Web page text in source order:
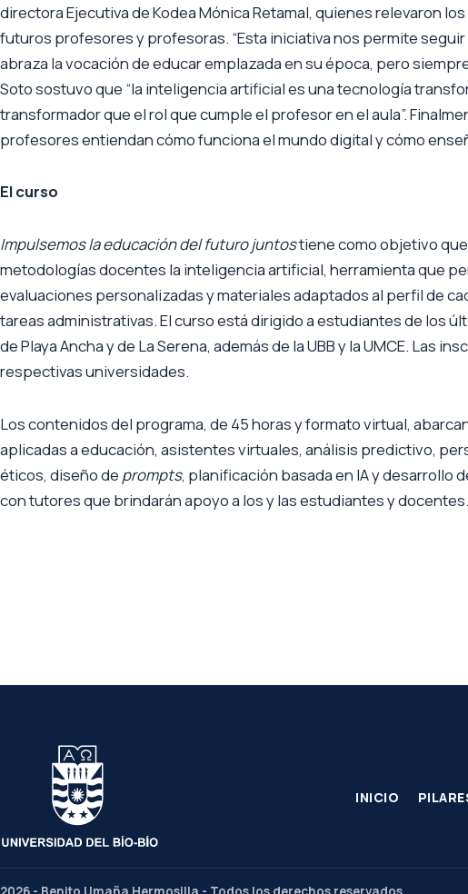
directora Ejecutiva de Kodea Mónica Retamal, quienes relevaron
futuros profesores y profesoras. “Esta iniciativa nos permite
abraza la vocación de educar emplazada en su época, pero
Soto sostuvo que “la inteligencia artificial es una tecnología
transformador que el rol que cumple el profesor en el aula”.
profesores entiendan cómo funciona el mundo digital y cómo
El curso
Impulsemos la educación del futuro juntostiene como objetivo
metodologías docentes la inteligencia artificial, herramienta que
evaluaciones personalizadas y materiales adaptados al perfil de
tareas administrativas. El curso está dirigido a estudiantes de los
de Playa Ancha y de La Serena, además de la UBB y la UMCE. Las
respectivas universidades.
Los contenidos del programa, de 45 horas y formato virtual,
aplicadas a educación, asistentes virtuales, análisis predictivo,
éticos, diseño de prompts, planificación basada en IA y desarrollo
con tutores que brindarán apoyo a los y las estudiantes y docentes.
INICIO